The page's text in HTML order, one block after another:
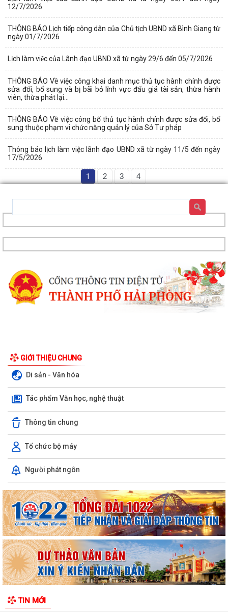
12/7/2026
THÔNG BÁO Lịch tiếp công dân của Chủ tịch UBND xã Bình Giang từ
ngày 01/7/2026
Lịch làm việc của Lãnh đạo UBND xã từ ngày 29/6 đến 05/7/2026
THÔNG BÁO Về việc công khai danh mục thủ tục hành chính được
sửa đổi, bổ sung và bị bãi bỏ lĩnh vực đấu giá tài sản, thừa hành
viên, thừa phát lại...
THÔNG BÁO Về việc công bố thủ tục hành chính được sửa đổi, bổ
sung thuộc phạm vi chức năng quản lý của Sở Tư pháp
Thông báo lịch làm việc lãnh đạo UBND xã từ ngày 11/5 đến ngày
17/5/2026
1 2 3 4
GIỚI THIỆU CHUNG
Di sản - Văn hóa
Tác phẩm Văn học, nghệ thuật
Thông tin chung
Tổ chức bộ máy
Người phát ngôn
TIN MỚI
bàn xã
Lãnh đạo xã Bình Giang kiểm tra tiến độ thi công các công trình trên
địa bàn
Về việc công khai danh mục thủ tục hành chính được sửa đổi, bổ sung,
thay thế, bị bãi bỏ thuộc...
Về việc công khai thủ tục hành chính ban hành mới, được sửa đổi, bổ
sung thuộc phạm vi chức năng...
chương Thanh niên xung phong vẻ...